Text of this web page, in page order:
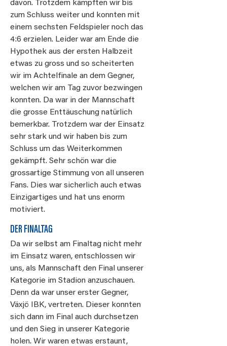
davon. Trotzdem kämpften wir bis
zum Schluss weiter und konnten mit
einem sechsten Feldspieler noch das
4:6 erzielen. Leider war am Ende die
Hypothek aus der ersten Halbzeit
etwas zu gross und so scheiterten
wir im Achtelfinale an dem Gegner,
welchen wir am Tag zuvor bezwingen
konnten. Da war in der Mannschaft
die grosse Enttäuschung natürlich
bemerkbar. Trotzdem war der Einsatz
sehr stark und wir haben bis zum
Schluss um das Weiterkommen
gekämpft. Sehr schön war die
grossartige Stimmung von all unseren
Fans. Dies war sicherlich auch etwas
Einzigartiges und hat uns enorm
motiviert.
DER FINALTAG
Da wir selbst am Finaltag nicht mehr
im Einsatz waren, entschlossen wir
uns, als Mannschaft den Final unserer
Kategorie im Stadion anzuschauen.
Denn da war unser erster Gegner,
Växjö IBK, vertreten. Dieser konnten
sich dann im Final auch durchsetzen
und den Sieg in unserer Kategorie
holen. Wir waren etwas erstaunt,